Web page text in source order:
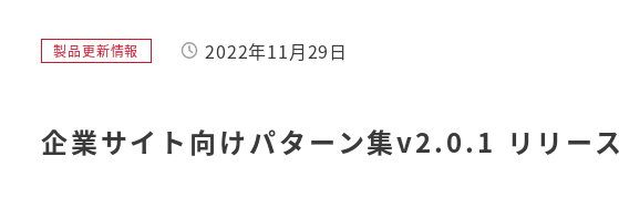
企業サイト向けパターン集v2.0.1 リリー
投稿日2022年11月29日
カテゴリー
製品更新情報